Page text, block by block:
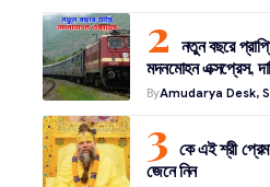
নতুন বছরে
মদনমোহন এক্সপ্রেস,
ByAmudarya Desk,
কে এই শ্রী
জেনে নিন